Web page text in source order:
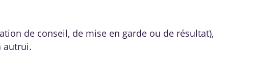
de conseil, de mise en garde ou de résultat),
autrui.